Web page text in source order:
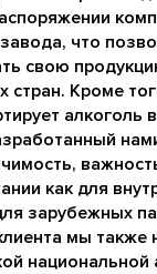
что
свою
стран. Кроме
алкоголь
как для
зарубежных
мы также
национальной